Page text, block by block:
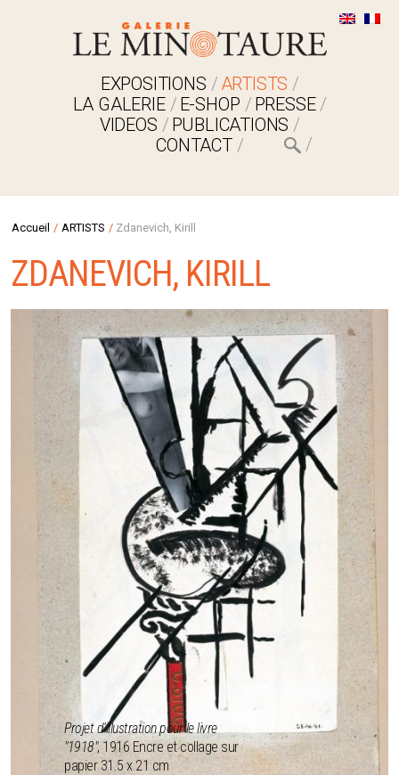
EXPOSITIONS
ARTISTS
LA GALERIE
E-SHOP
PRESSE
VIDEOS
PUBLICATIONS
CONTACT
Accueil / ARTISTS / Zdanevich, Kirill
ZDANEVICH, KIRILL
Projet d'illustration pour le livre
"1918", 1916 Encre et collage sur
papier 31.5 x 21 cm